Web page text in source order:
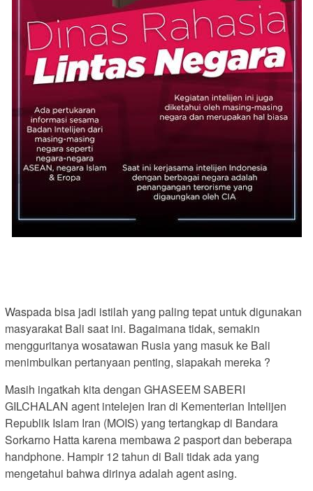
Waspada bisa jadi istilah yang paling tepat untuk digunakan
masyarakat Bali saat ini. Bagaimana tidak, semakin
mengguritanya wosatawan Rusia yang masuk ke Bali
menimbulkan pertanyaan penting, siapakah mereka ?
Masih ingatkah kita dengan GHASEEM SABERI
GILCHALAN agent intelejen Iran di Kementerian Intelijen
Republik Islam Iran (MOIS) yang tertangkap di Bandara
Sorkarno Hatta karena membawa 2 pasport dan beberapa
handphone. Hampir 12 tahun di Bali tidak ada yang
mengetahui bahwa dirinya adalah agent asing.